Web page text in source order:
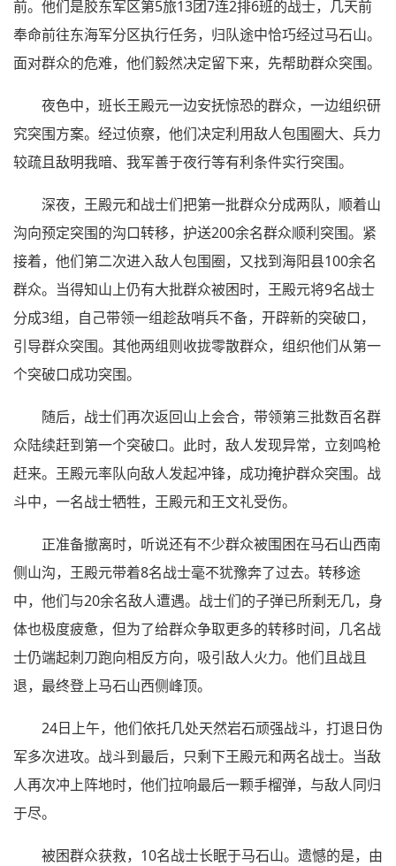
前。他们是胶东军区第5旅13团7连2排6班的战士，几天前
奉命前往东海军分区执行任务，归队途中恰巧经过马石山。
面对群众的危难，他们毅然决定留下来，先帮助群众突围。
夜色中，班长王殿元一边安抚惊恐的群众，一边组织研
究突围方案。经过侦察，他们决定利用敌人包围圈大、兵力
较疏且敌明我暗、我军善于夜行等有利条件实行突围。
深夜，王殿元和战士们把第一批群众分成两队，顺着山
沟向预定突围的沟口转移，护送200余名群众顺利突围。紧
接着，他们第二次进入敌人包围圈，又找到海阳县100余名
群众。当得知山上仍有大批群众被困时，王殿元将9名战士
分成3组，自己带领一组趁敌哨兵不备，开辟新的突破口，
引导群众突围。其他两组则收拢零散群众，组织他们从第一
个突破口成功突围。
随后，战士们再次返回山上会合，带领第三批数百名群
众陆续赶到第一个突破口。此时，敌人发现异常，立刻鸣枪
赶来。王殿元率队向敌人发起冲锋，成功掩护群众突围。战
斗中，一名战士牺牲，王殿元和王文礼受伤。
正准备撤离时，听说还有不少群众被围困在马石山西南
侧山沟，王殿元带着8名战士毫不犹豫奔了过去。转移途
中，他们与20余名敌人遭遇。战士们的子弹已所剩无几，身
体也极度疲惫，但为了给群众争取更多的转移时间，几名战
士仍端起刺刀跑向相反方向，吸引敌人火力。他们且战且
退，最终登上马石山西侧峰顶。
24日上午，他们依托几处天然岩石顽强战斗，打退日伪
军多次进攻。战斗到最后，只剩下王殿元和两名战士。当敌
人再次冲上阵地时，他们拉响最后一颗手榴弹，与敌人同归
于尽。
被困群众获救，10名战士长眠于马石山。遗憾的是，由